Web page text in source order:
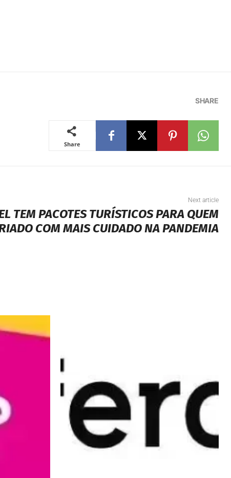
SHARE
Share
Next article
TEM PACOTES TURÍSTICOS PARA QUEM
COM MAIS CUIDADO NA PANDEMIA